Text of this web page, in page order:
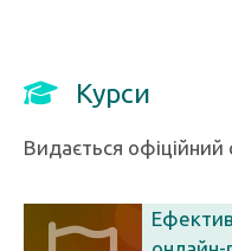
Курси
Видається офіційний